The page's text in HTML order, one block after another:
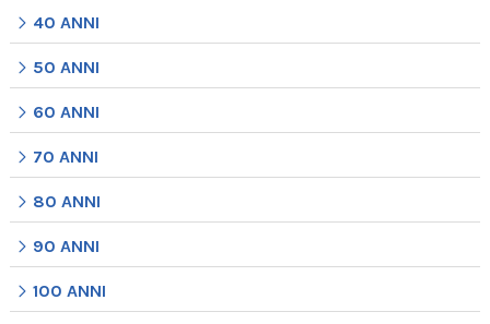
40 ANNI
50 ANNI
60 ANNI
70 ANNI
80 ANNI
90 ANNI
100 ANNI